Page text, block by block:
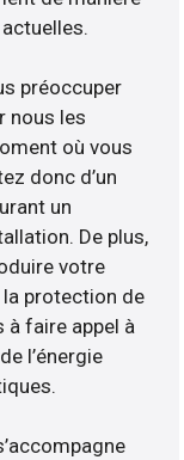
préoccuper
nous les
où vous
donc d’un
un
De plus,
votre
protection de
à faire appel à
l’énergie